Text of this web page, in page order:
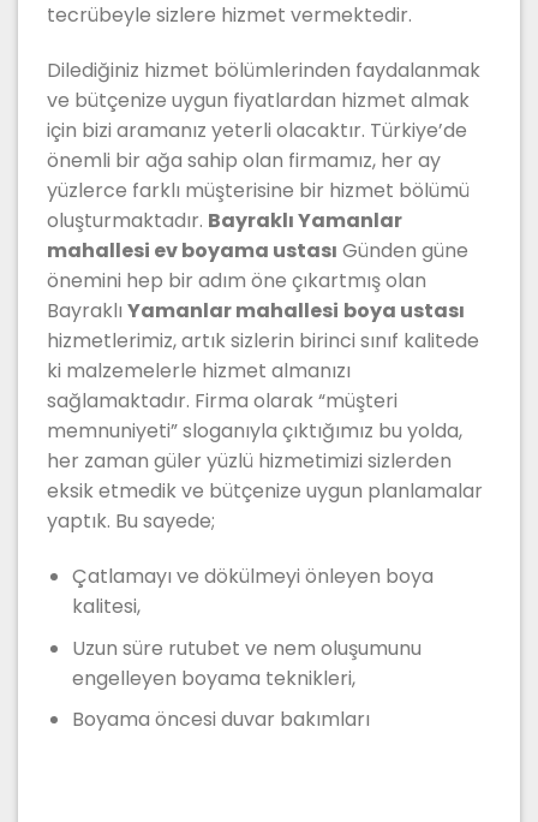
tecrübeyle sizlere hizmet vermektedir.
Dilediğiniz hizmet bölümlerinden faydalanmak
ve bütçenize uygun fiyatlardan hizmet almak
için bizi aramanız yeterli olacaktır. Türkiye’de
önemli bir ağa sahip olan firmamız, her ay
yüzlerce farklı müşterisine bir hizmet bölümü
oluşturmaktadır. Bayraklı Yamanlar
mahallesi ev boyama ustası Günden güne
önemini hep bir adım öne çıkartmış olan
Bayraklı Yamanlar mahallesi boya ustası
hizmetlerimiz, artık sizlerin birinci sınıf kalitede
ki malzemelerle hizmet almanızı
sağlamaktadır. Firma olarak “müşteri
memnuniyeti” sloganıyla çıktığımız bu yolda,
her zaman güler yüzlü hizmetimizi sizlerden
eksik etmedik ve bütçenize uygun planlamalar
yaptık. Bu sayede;
Çatlamayı ve dökülmeyi önleyen boya
kalitesi,
Uzun süre rutubet ve nem oluşumunu
engelleyen boyama teknikleri,
Boyama öncesi duvar bakımları